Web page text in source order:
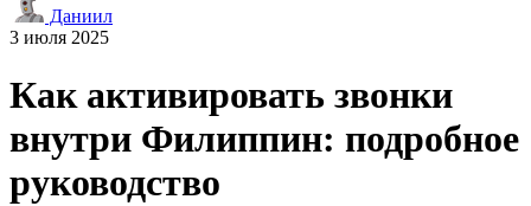
Даниил
3 июля 2025
Как активировать звонки
внутри Филиппин: подробное
руководство